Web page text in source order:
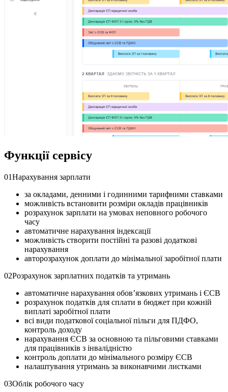
Функції сервісу
01Нарахування зарплати
за окладами, денними і годинними тарифними ставками
можливість встановити розміри окладів працівників
розрахунок зарплати на умовах неповного робочого
часу
автоматичне нарахування індексації
можливість створити постійні та разові додаткові
нарахування
авторозрахунок доплати до мінімальної заробітної плати
02Розрахунок зарплатних податків та утримань
автоматичне нарахування обов’язкових утримань і ЄСВ
розрахунок податків для сплати в бюджет при кожній
виплаті заробітної плати
всі види податкової соціальної пільги для ПДФО,
контроль доходу
нарахування ЄСВ за основною та пільговими ставками
для працівників з інвалідністю
контроль доплати до мінімального розміру ЄСВ
налаштування утримань за виконавчими листками
03Облік робочого часу